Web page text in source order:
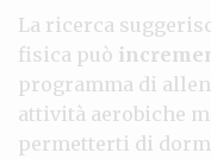
La ricerca
fisica può
programma di
attività aerobiche
permetterti di